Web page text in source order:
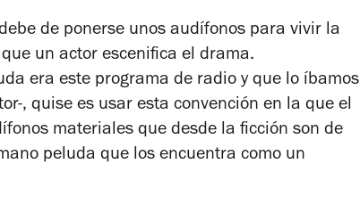
de ponerse unos audífonos para vivir la
un actor escenifica el drama.
era este programa de radio y que lo íbamos
, quise es usar esta convención en la que el
materiales que desde la ficción son de
peluda que los encuentra como un